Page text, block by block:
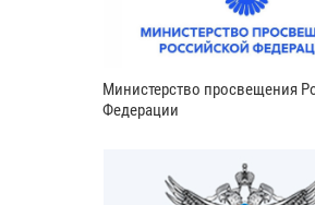
Министерство просвещения
Федерации